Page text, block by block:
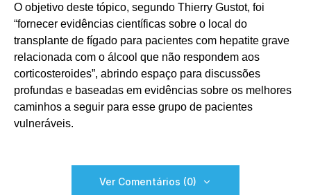
O objetivo deste tópico, segundo Thierry Gustot, foi
“fornecer evidências científicas sobre o local do
transplante de fígado para pacientes com hepatite grave
relacionada com o álcool que não respondem aos
corticosteroides”, abrindo espaço para discussões
profundas e baseadas em evidências sobre os melhores
caminhos a seguir para esse grupo de pacientes
vulneráveis.
Ver Comentários (0)